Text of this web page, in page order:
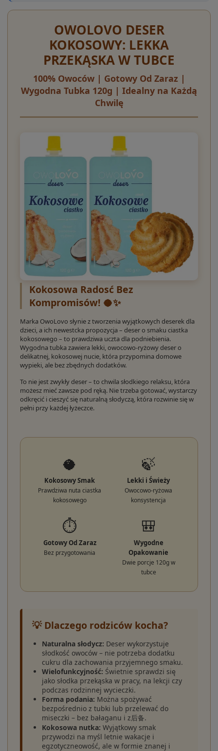
OWOLOVO DESER
KOKOSOWY: LEKKA
PRZEKĄSKA W TUBCE
100% Owoców | Gotowy Od Zaraz |
Wygodna Tubka 120g | Idealny na Każdą
Chwilę
Kokosowa Radosć Bez
Kompromisów! 🥥✨
Marka OwoLovo słynie z tworzenia wyjątkowych deserek dla
dzieci, a ich newestcka propozycja – deser o smaku ciastka
kokosowego – to prawdziwa uczta dla podniebienia.
Wygodna tubka zawiera lekki, owocowo-ryżowy deser o
delikatnej, kokosowej nucie, która przypomina domowe
wypieki, ale bez zbędnych dodatków.
To nie jest zwykły deser – to chwila słodkiego relaksu, która
możesz mieć zawsze pod ręką. Nie trzeba gotować, wystarczy
odkręcić i cieszyć się naturalną słodyczą, która rozwinie się w
pełni przy każdej łyżeczce.
🥥
Kokosowy Smak
Prawdziwa nuta ciastka
kokosowego
🍃
Lekki i Świeży
Owocowo-ryżowa
konsystencja
⏱️
Gotowy Od Zaraz
Bez przygotowania
🎒
Wygodne
Opakowanie
Dwie porcje 120g w
tubce
💡 Dlaczego rodziców kocha?
Naturalna słodycz: Deser wykorzystuje
słodkość owoców – nie potrzeba dodatku
cukru dla zachowania przyjemnego smaku.
Wielofunkcyjność: Świetnie sprawdzi się
jako słodka przekąska w pracy, na lekcji czy
podczas rodzinnej wycieczki.
Forma podania: Można spożywać
bezpośrednio z tubki lub przelewać do
miseczki – bez bałaganu i z后备.
Kokosowa nutka: Wyjątkowy smak
przywodzi na myśl letnie wakacje i
egzotyczneowość, ale w formie znanej i